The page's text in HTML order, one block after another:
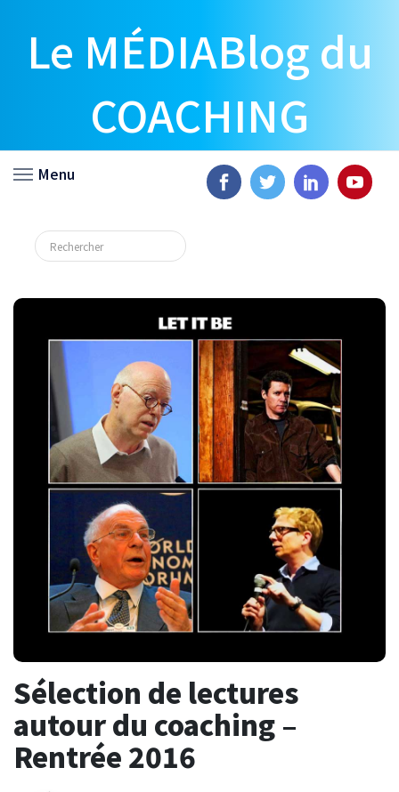
Le MÉDIABlog du
COACHING
Menu
Sélection de lectures
autour du coaching –
Rentrée 2016